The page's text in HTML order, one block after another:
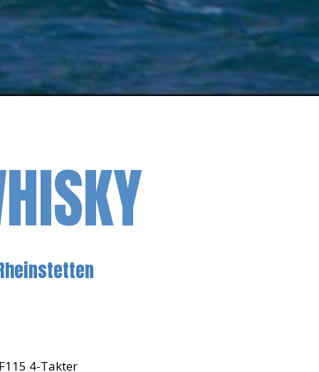
4-Takter